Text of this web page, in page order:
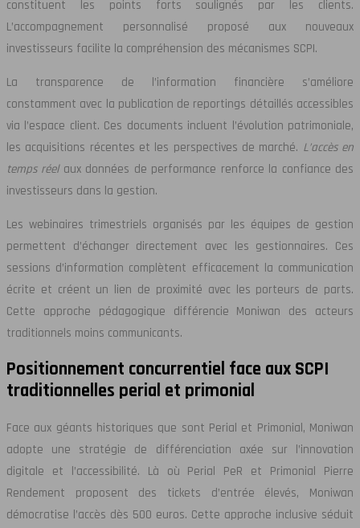
constituent les points forts soulignés par les clients.
L’accompagnement personnalisé proposé aux nouveaux
investisseurs facilite la compréhension des mécanismes SCPI.
La transparence de l’information financière s’améliore
constamment avec la publication de reportings détaillés accessibles
via l’espace client. Ces documents incluent l’évolution patrimoniale,
les acquisitions récentes et les perspectives de marché. L’accès en
temps réelaux données de performance renforce la confiance des
investisseurs dans la gestion.
Les webinaires trimestriels organisés par les équipes de gestion
permettent d’échanger directement avec les gestionnaires. Ces
sessions d’information complètent efficacement la communication
écrite et créent un lien de proximité avec les porteurs de parts.
Cette approche pédagogique différencie Moniwan des acteurs
traditionnels moins communicants.
Positionnement concurrentiel face aux SCPI
traditionnelles perial et primonial
Face aux géants historiques que sont Perial et Primonial, Moniwan
adopte une stratégie de différenciation axée sur l’innovation
digitale et l’accessibilité. Là où Perial PeR et Primonial Pierre
Rendement proposent des tickets d’entrée élevés, Moniwan
démocratise l’accès dès 500 euros. Cette approche inclusive séduit